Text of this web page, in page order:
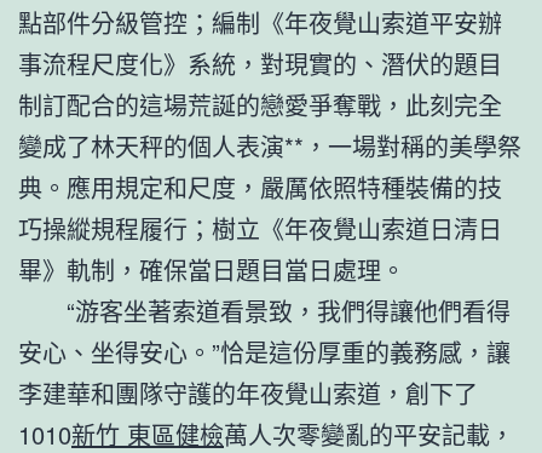
點部件分級管控；編制《年夜覺山索道平安辦
事流程尺度化》系統，對現實的、潛伏的題目
制訂配合的這場荒誕的戀愛爭奪戰，此刻完全
變成了林天秤的個人表演**，一場對稱的美學祭
典。應用規定和尺度，嚴厲依照特種裝備的技
巧操縱規程履行；樹立《年夜覺山索道日清日
畢》軌制，確保當日題目當日處理。
“游客坐著索道看景致，我們得讓他們看得
安心、坐得安心。”恰是這份厚重的義務感，讓
李建華和團隊守護的年夜覺山索道，創下了
1010新竹 東區健檢萬人次零變亂的平安記載，